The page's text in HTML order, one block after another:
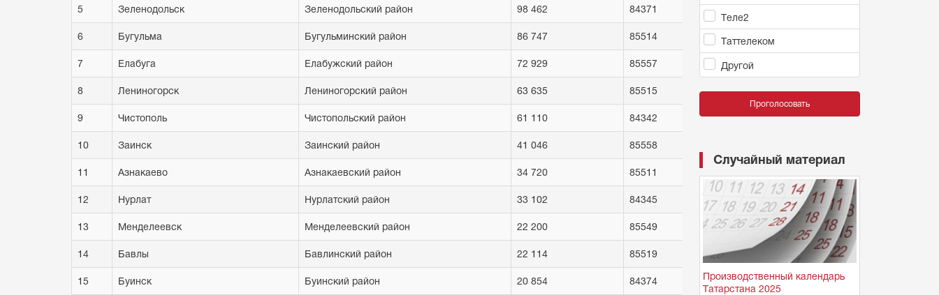
5 Зеленодольск Зеленодольский район 98 462 84371
6 Бугульма Бугульминский район 86 747 85514
7 Елабуга Елабужский район 72 929 85557
8 Лениногорск Лениногорский район 63 635 85515
9 Чистополь Чистопольский район 61 110 84342
10 Заинск Заинский район 41 046 85558
11 Азнакаево Азнакаевский район 34 720 85511
12 Нурлат Нурлатский район 33 102 84345
13 Менделеевск Менделеевский район 22 200 85549
14 Бавлы Бавлинский район 22 114 85519
15 Буинск Буинский район 20 854 84374
Теле2
Таттелеком
Другой
Проголосовать
Случайный материал
Производственный календарь
Татарстана 2025